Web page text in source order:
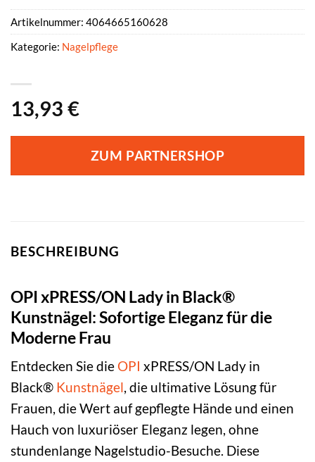
13,93 €
ZUM PARTNERSHOP
Artikelnummer: 4064665160628
Kategorie: Nagelpflege
BESCHREIBUNG
OPI xPRESS/ON Lady in Black®
Kunstnägel: Sofortige Eleganz für die
Moderne Frau
Entdecken Sie die OPI xPRESS/ON Lady in
Black® Kunstnägel, die ultimative Lösung für
Frauen, die Wert auf gepflegte Hände und einen
Hauch von luxuriöser Eleganz legen, ohne
stundenlange Nagelstudio-Besuche. Diese